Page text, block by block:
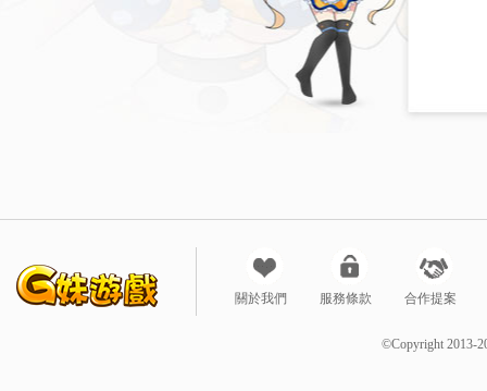
關於我們 服務條款 合作提案
©Copyright 2013-